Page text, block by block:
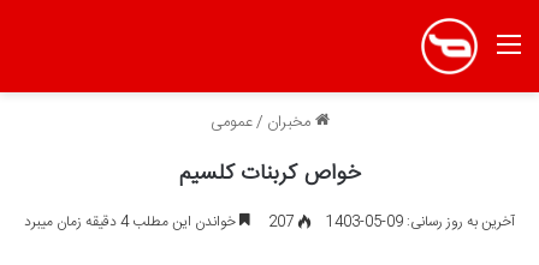
منو
مخبران /عمومی
خواص کربنات کلسیم
آخرین به روز رسانی: 09-05-1403 207 خواندن این مطلب 4 دقیقه زمان میبرد